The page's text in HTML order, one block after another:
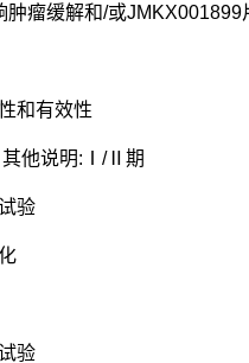
缓解和/或JMKX001899
和有效性
他说明:Ⅰ/Ⅱ期
验
验